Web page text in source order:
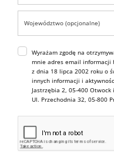
Wyrażam zgodę na
mnie adres email informacji
z dnia 18 lipca 2002 roku o
innych informacji i
Jastrzębia 2, 05-400 Otwock
Ul. Przechodnia 32, 05-800